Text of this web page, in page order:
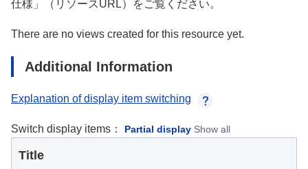
仕様」（リソースURL）をご覧ください。
There are no views created for this resource yet.
Additional Information
Explanation of display item switching
Switch display items： Partial display Show all
Title